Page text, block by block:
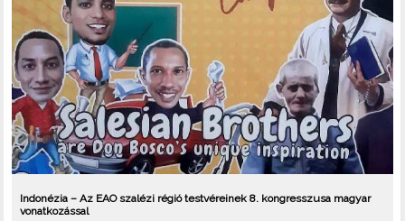
Indonézia – Az EAO szalézi régió testvéreinek 8. kongresszusa magyar
vonatkozással